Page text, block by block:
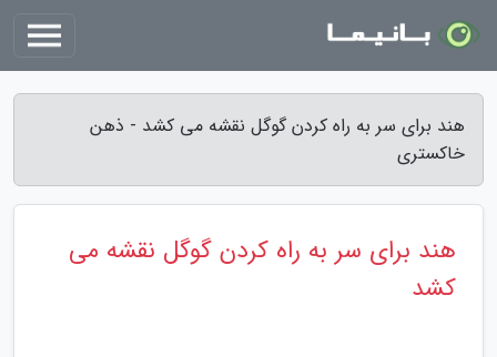
هند برای سر به راه کردن گوگل نقشه می کشد - ذهن
خاکستری
هند برای سر به راه کردن گوگل نقشه می
کشد